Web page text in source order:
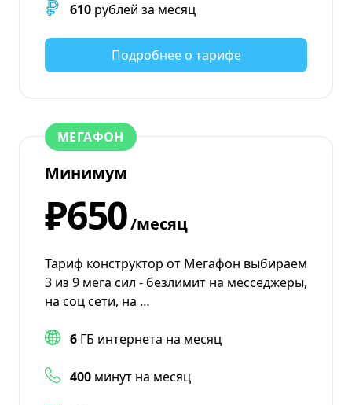
610 рублей за месяц
Подробнее о тарифе
МЕГАФОН
Минимум
₽650/месяц
Тариф конструктор от Мегафон выбираем
3 из 9 мега сил - безлимит на месседжеры,
на соц сети, на …
6 ГБ интернета на месяц
400 минут на месяц